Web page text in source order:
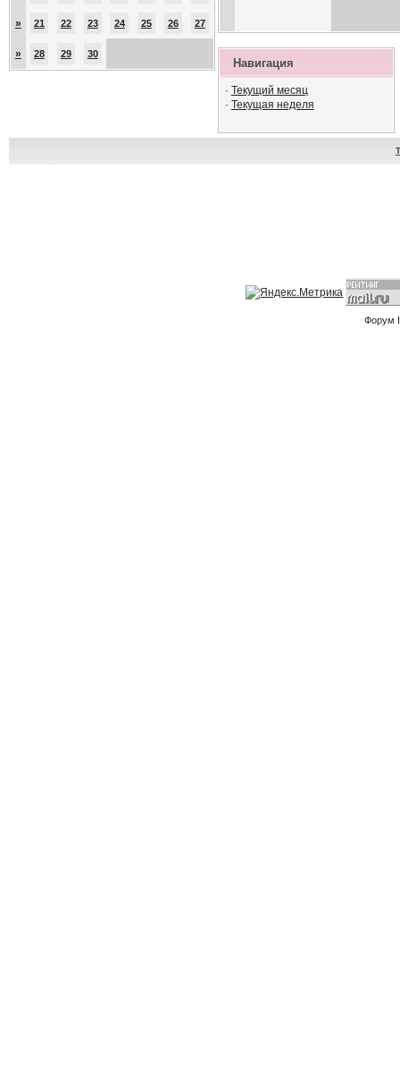
» 21 22 23 24 25 26 27
» 28 29 30
Навигация
· Текущий месяц
· Текущая неделя
Форум